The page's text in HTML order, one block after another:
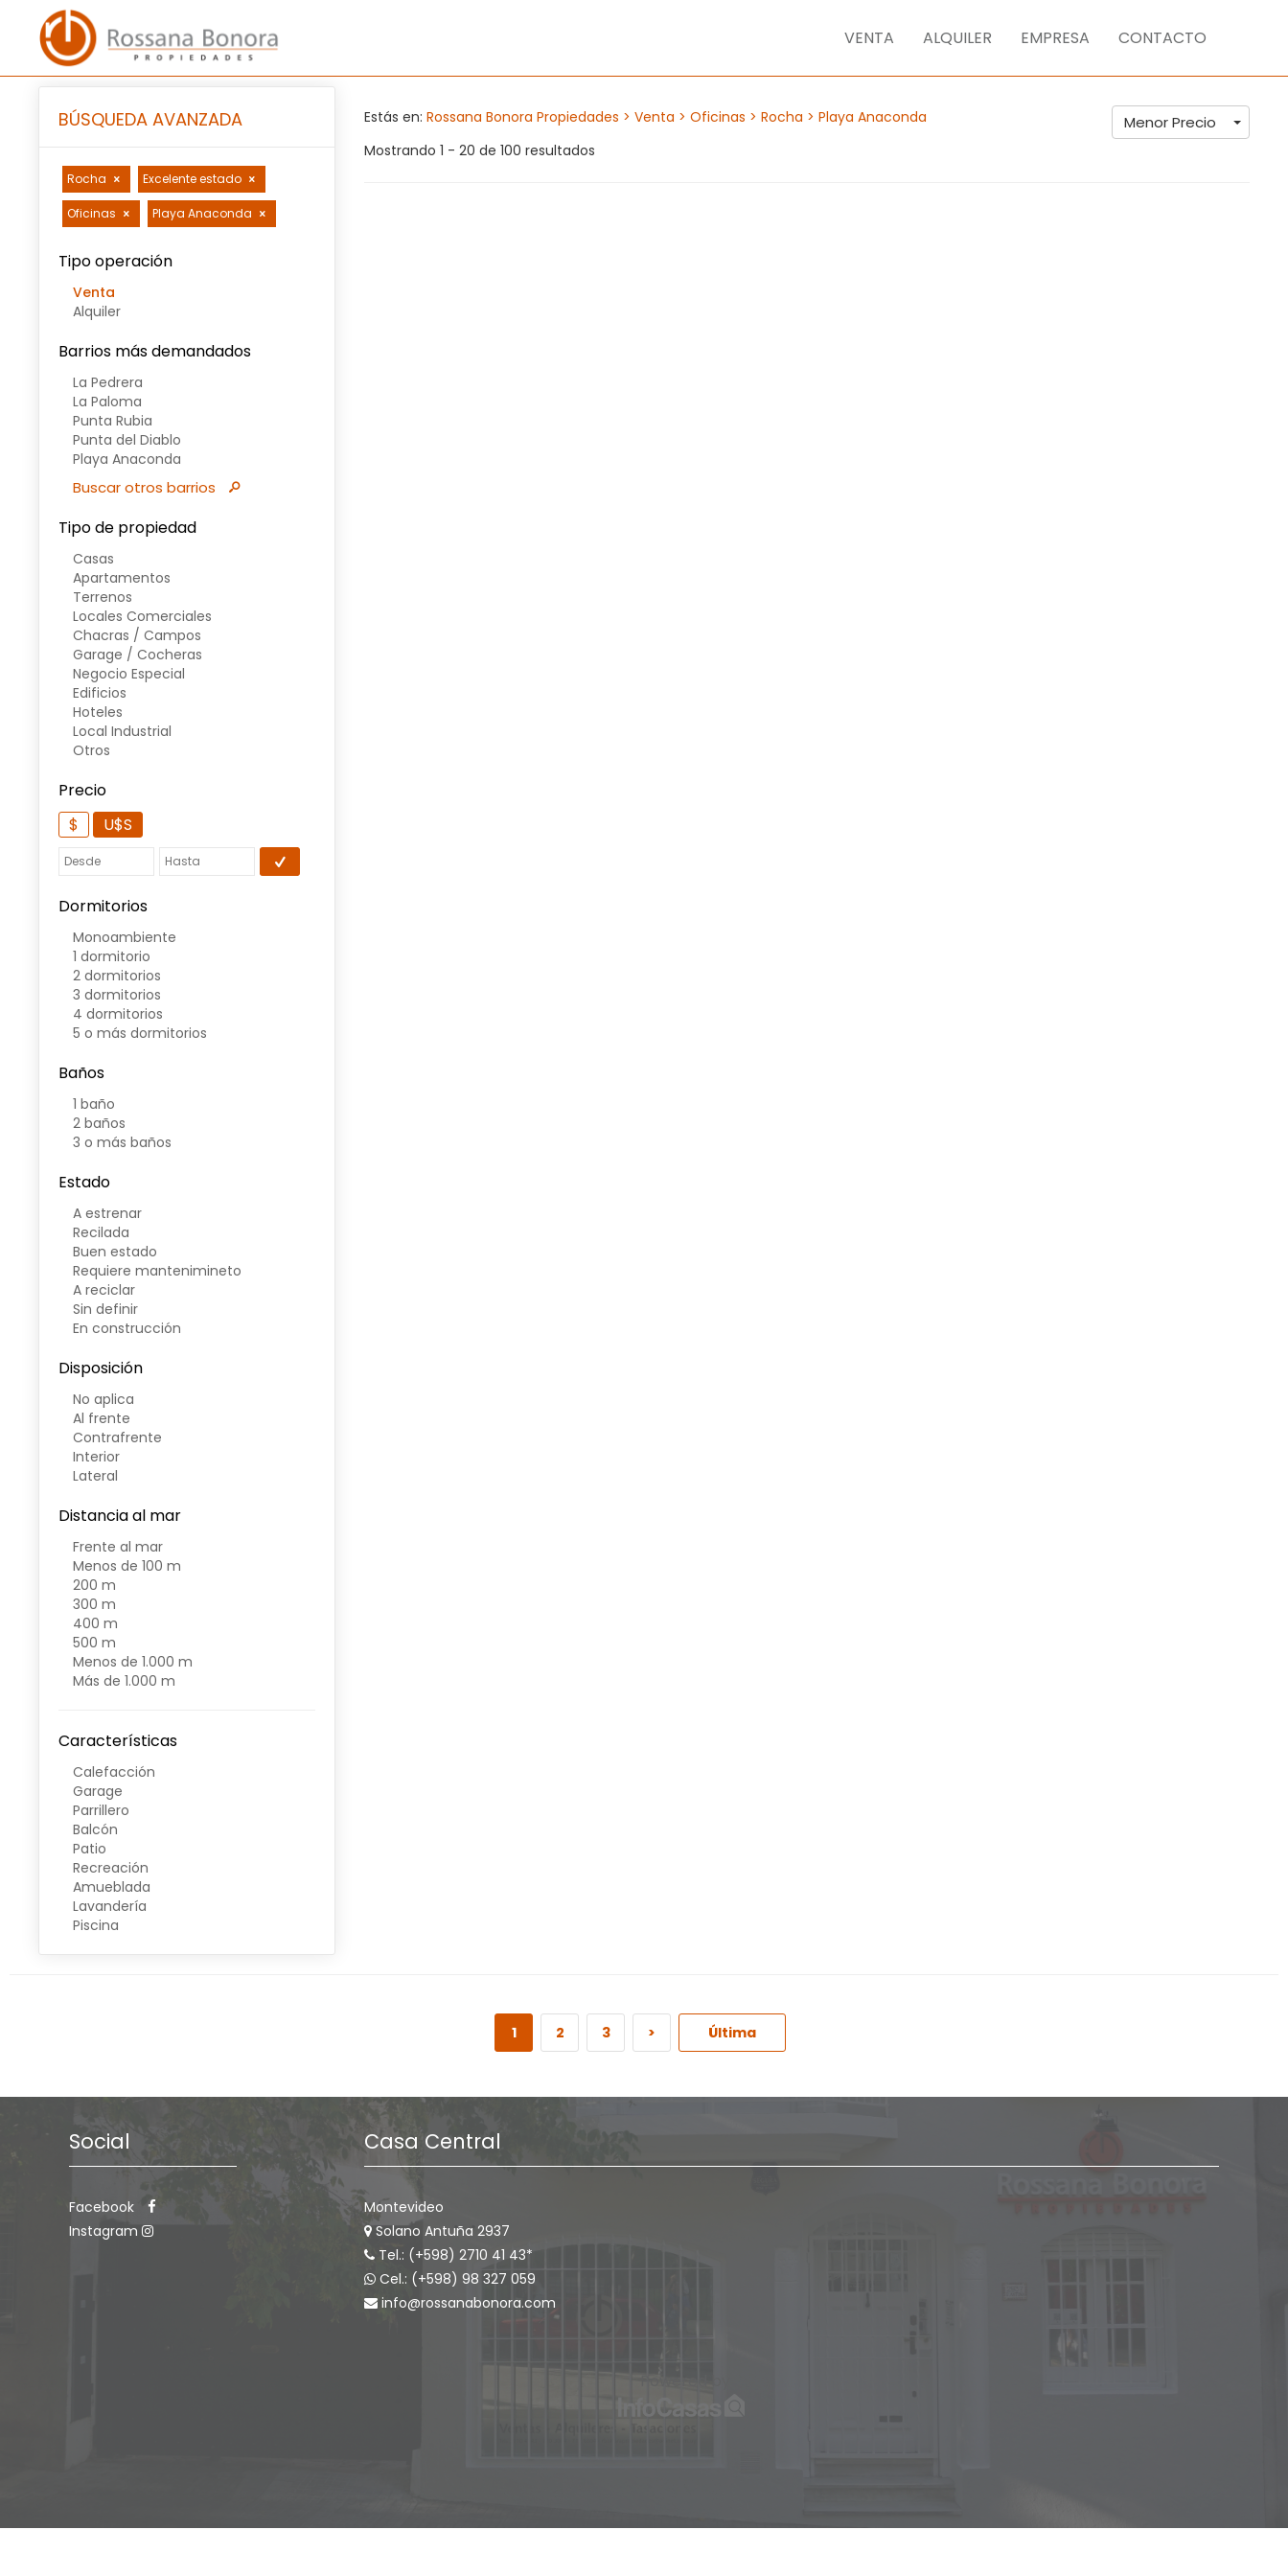
VENTA ALQUILER EMPRESA CONTACTO
BÚSQUEDA AVANZADA
Rocha Excelente estado
Oficinas Playa Anaconda
Tipo operación
Venta
Alquiler
Barrios más demandados
La Pedrera
La Paloma
Punta Rubia
Punta del Diablo
Playa Anaconda
Buscar otros barrios
Tipo de propiedad
Casas
Apartamentos
Terrenos
Locales Comerciales
Chacras / Campos
Garage / Cocheras
Negocio Especial
Edificios
Hoteles
Local Industrial
Otros
Precio
$
U$S
Dormitorios
Monoambiente
1 dormitorio
2 dormitorios
3 dormitorios
4 dormitorios
5 o más dormitorios
Baños
1 baño
2 baños
3 o más baños
Estado
A estrenar
Recilada
Buen estado
Requiere mantenimineto
A reciclar
Sin definir
En construcción
Disposición
No aplica
Al frente
Contrafrente
Interior
Lateral
Distancia al mar
Frente al mar
Menos de 100 m
200 m
300 m
400 m
500 m
Menos de 1.000 m
Más de 1.000 m
Características
Calefacción
Garage
Parrillero
Balcón
Patio
Recreación
Amueblada
Lavandería
Piscina
Estás en: Rossana Bonora Propiedades > Venta > Oficinas > Rocha > Playa Anaconda
Mostrando 1 - 20 de 100 resultados
Menor Precio
1 2 3 > Última
Social
Facebook
Instagram
Casa Central
Montevideo
Solano Antuña 2937
Tel.: (+598) 2710 41 43*
Cel.: (+598) 98 327 059
info@rossanabonora.com